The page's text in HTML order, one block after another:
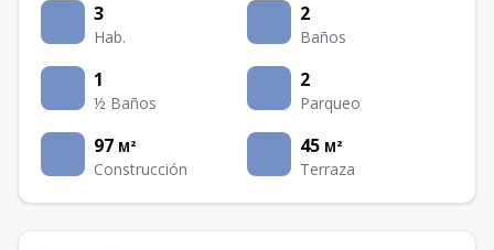
3
Hab.
2
Baños
1
½ Baños
2
Parqueo
97 M²
Construcción
45 M²
Terraza